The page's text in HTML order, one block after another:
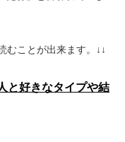
むことが出来ます。↓↓
と好きなタイプや結